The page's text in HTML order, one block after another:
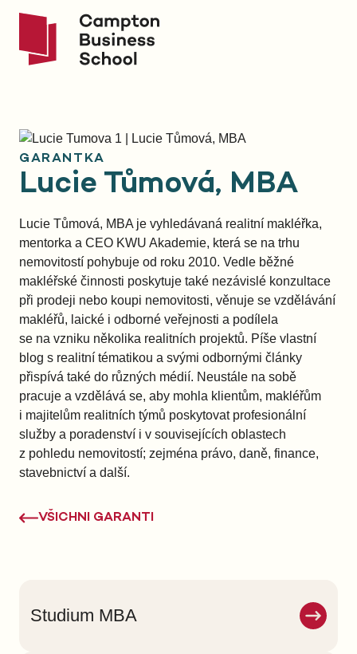
GARANTKA
Lucie Tůmová, MBA
Lucie Tůmová, MBA je vyhledávaná realitní makléřka,
mentorka a CEO KWU Akademie, která se na trhu
nemovitostí pohybuje od roku 2010. Vedle běžné
makléřské činnosti poskytuje také nezávislé konzultace
při prodeji nebo koupi nemovitosti, věnuje se vzdělávání
makléřů, laické i odborné veřejnosti a podílela
se na vzniku několika realitních projektů. Píše vlastní
blog s realitní tématikou a svými odbornými články
přispívá také do různých médií. Neustále na sobě
pracuje a vzdělává se, aby mohla klientům, makléřům
i majitelům realitních týmů poskytovat profesionální
služby a poradenství i v souvisejících oblastech
z pohledu nemovitostí; zejména právo, daně, finance,
stavebnictví a další.
VŠICHNI GARANTI
Studium MBA